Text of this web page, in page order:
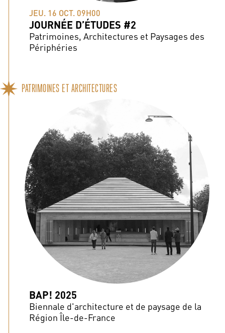
JEU. 16 OCT. 09H00
JOURNÉE D’ÉTUDES #2
Patrimoines, Architectures et Paysages des
Périphéries
PATRIMOINES ET ARCHITECTURES
BAP! 2025
Biennale d'architecture et de paysage de la
Région Île-de-France